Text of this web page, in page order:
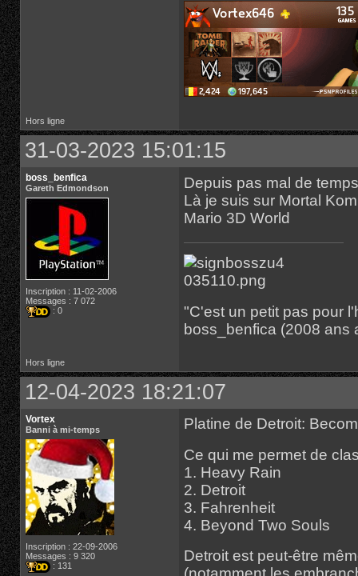
Hors ligne
31-03-2023 15:01:15
boss_benfica
Gareth Edmondson
Inscription : 11-02-2006
Messages : 7 072
: 0
Depuis pas mal de
Là je suis sur Mortal
Mario 3D World
"C'est un petit pas pour
boss_benfica (2008 ans
Hors ligne
12-04-2023 18:21:07
Vortex
Banni à mi-temps
Inscription : 22-09-2006
Messages : 9 320
: 131
Platine de Detroit:
Ce qui me permet de
1. Heavy Rain
2. Detroit
3. Fahrenheit
4. Beyond Two Souls
Detroit est peut-être